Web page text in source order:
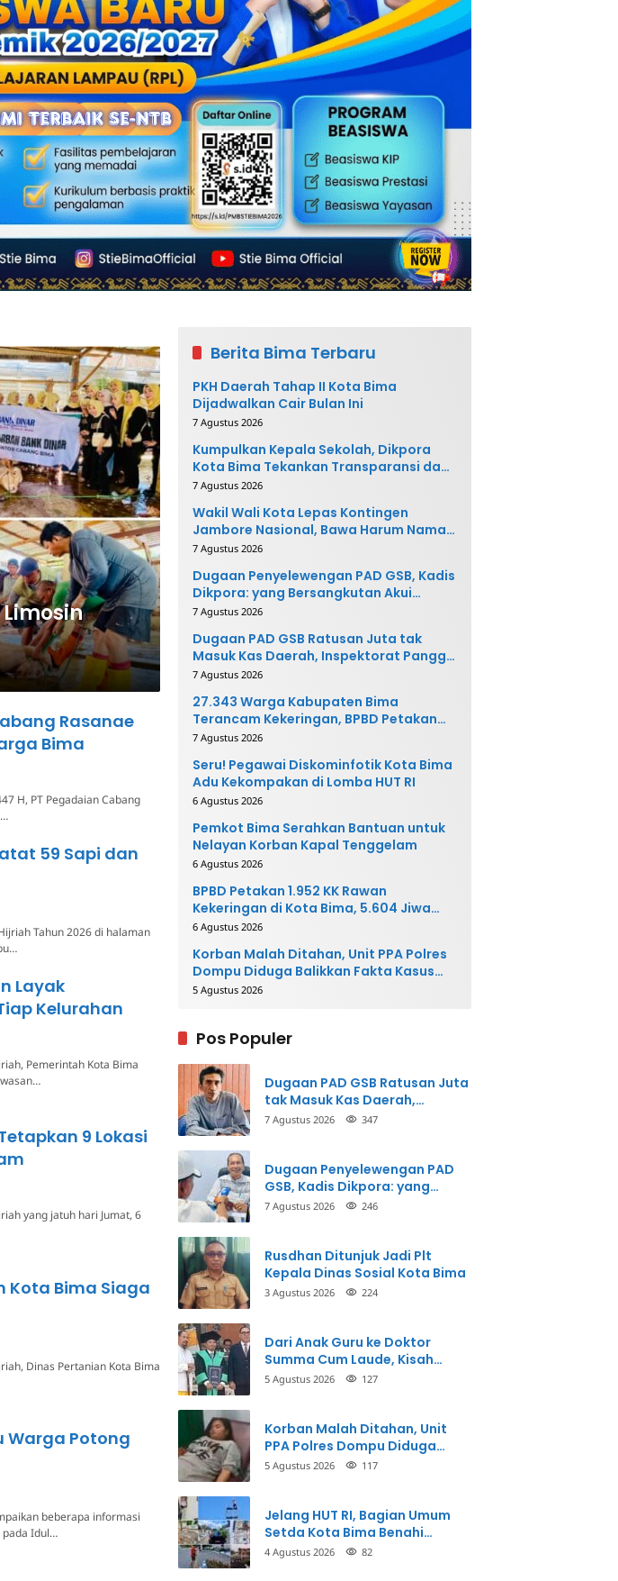
Rasanae
Bima
H, PT Pegadaian Cabang
59 Sapi dan
Tahun 2026 di halaman
Layak
Kelurahan
Pemerintah Kota Bima
9 Lokasi
yang jatuh hari Jumat, 6
Kota Bima Siaga
Dinas Pertanian Kota Bima
Warga Potong
beberapa informasi
pada Idul…
Berita Bima Terbaru
PKH Daerah Tahap II Kota Bima
Dijadwalkan Cair Bulan Ini
7 Agustus 2026
Kumpulkan Kepala Sekolah, Dikpora
Kota Bima Tekankan Transparansi dan
Inovasi
7 Agustus 2026
Wakil Wali Kota Lepas Kontingen
Jambore Nasional, Bawa Harum Nama
Kota Bima
7 Agustus 2026
Dugaan Penyelewengan PAD GSB, Kadis
Dikpora: yang Bersangkutan Akui
Perbuatannya dan Siap
7 Agustus 2026
Dugaan PAD GSB Ratusan Juta tak
Masuk Kas Daerah, Inspektorat Panggil
Pihak Terkait
7 Agustus 2026
27.343 Warga Kabupaten Bima
Terancam Kekeringan, BPBD Petakan
40 Desa Rawan
7 Agustus 2026
Seru! Pegawai Diskominfotik Kota Bima
Adu Kekompakan di Lomba HUT RI
6 Agustus 2026
Pemkot Bima Serahkan Bantuan untuk
Nelayan Korban Kapal Tenggelam
6 Agustus 2026
BPBD Petakan 1.952 KK Rawan
Kekeringan di Kota Bima, 5.604 Jiwa
Berpotensi Terdampak
6 Agustus 2026
Korban Malah Ditahan, Unit PPA Polres
Dompu Diduga Balikkan Fakta Kasus
Penganiayaan
5 Agustus 2026
Pos Populer
Dugaan PAD GSB Ratusan Juta
tak Masuk Kas Daerah,
Inspektorat Panggil Pihak
7 Agustus 2026 347
Dugaan Penyelewengan PAD
GSB, Kadis Dikpora: yang
Bersangkutan Akui
7 Agustus 2026 246
Rusdhan Ditunjuk Jadi Plt
Kepala Dinas Sosial Kota Bima
3 Agustus 2026 224
Dari Anak Guru ke Doktor
Summa Cum Laude, Kisah
Taman Firdaus Menginspirasi
5 Agustus 2026 127
Korban Malah Ditahan, Unit
PPA Polres Dompu Diduga
Balikkan Fakta Kasus
5 Agustus 2026 117
Jelang HUT RI, Bagian Umum
Setda Kota Bima Benahi
Kantor Pemkot
4 Agustus 2026 82